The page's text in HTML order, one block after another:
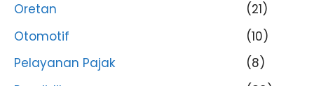
Oretan
(21)
Otomotif
(10)
Pelayanan Pajak
(8)